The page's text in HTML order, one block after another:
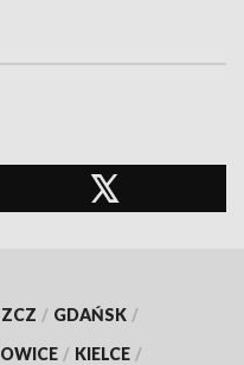
/ GDAŃSK /
/ KIELCE /